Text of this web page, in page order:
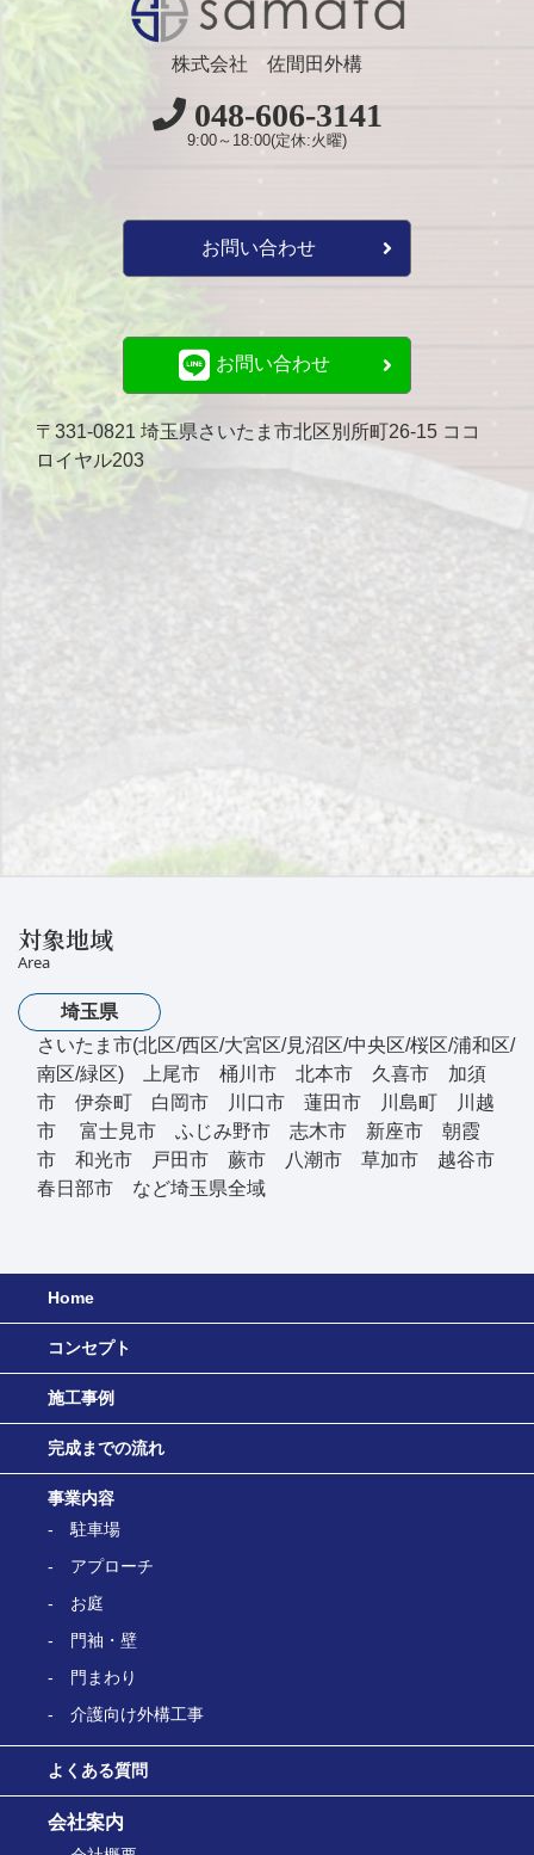
株式会社 佐間田外構
048-606-3141
9:00～18:00(定休:火曜)
お問い合わせ
お問い合わせ
〒331-0821 埼玉県さいたま市北区別所町26-15 ココ
ロイヤル203
対象地域
Area
埼玉県
さいたま市(北区/西区/大宮区/見沼区/中央区/桜区/浦和区/
南区/緑区) 上尾市 桶川市 北本市 久喜市 加須
市 伊奈町 白岡市 川口市 蓮田市 川島町 川越
市 富士見市 ふじみ野市 志木市 新座市 朝霞
市 和光市 戸田市 蕨市 八潮市 草加市 越谷市
春日部市 など埼玉県全域
Home
コンセプト
施工事例
完成までの流れ
事業内容
駐車場
アプローチ
お庭
門袖・壁
門まわり
介護向け外構工事
よくある質問
会社案内